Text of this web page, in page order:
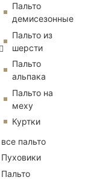
Пальто
демисезонные
Пальто из
шерсти
Пальто
альпака
Пальто на
меху
Куртки
все пальто
Пуховики
Пальто